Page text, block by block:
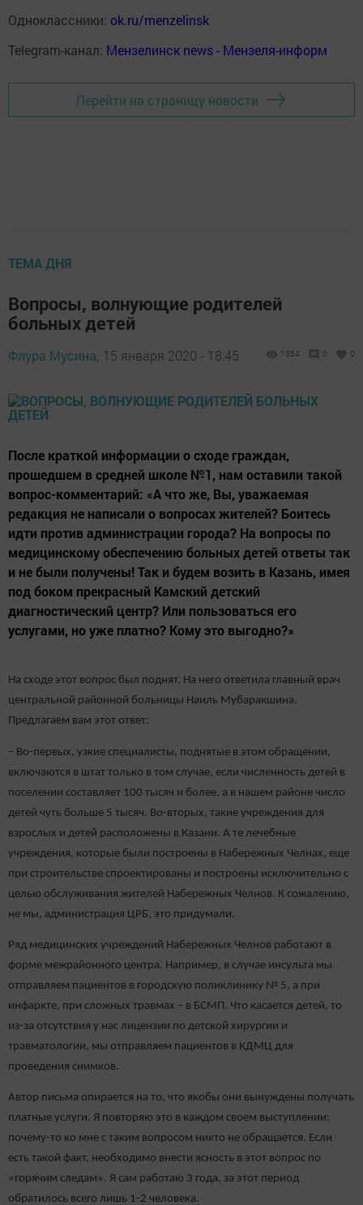
Одноклассники: ok.ru/menzelinsk
Telegram-канал: Мензелинск news - Мензеля-информ
Перейти на страницу новости
ТЕМА ДНЯ
Вопросы, волнующие родителей
больных детей
Флура Мусина, 15 января 2020 - 18:45 1554 0 0
После краткой информации о сходе граждан,
прошедшем в средней школе №1, нам оставили такой
вопрос-комментарий: «А что же, Вы, уважаемая
редакция не написали о вопросах жителей? Боитесь
идти против администрации города? На вопросы по
медицинскому обеспечению больных детей ответы так
и не были получены! Так и будем возить в Казань, имея
под боком прекрасный Камский детский
диагностический центр? Или пользоваться его
услугами, но уже платно? Кому это выгодно?»
На сходе этот вопрос был поднят. На него ответила главный врач
центральной районной больницы Наиль Мубаракшина.
Предлагаем вам этот ответ:
– Во-первых, узкие специалисты, поднятые в этом обращении,
включаются в штат только в том случае, если численность детей в
поселении составляет 100 тысяч и более, а в нашем районе число
детей чуть больше 5 тысяч. Во-вторых, такие учреждения для
взрослых и детей расположены в Казани. А те лечебные
учреждения, которые были построены в Набережных Челнах, еще
при строительстве спроектированы и построены исключительно с
целью обслуживания жителей Набережных Челнов. К сожалению,
не мы, администрация ЦРБ, это придумали.
Ряд медицинских учреждений Набережных Челнов работают в
форме межрайонного центра. Например, в случае инсульта мы
отправляем пациентов в городскую поликлинику № 5, а при
инфаркте, при сложных травмах – в БСМП. Что касается детей, то
из-за отсутствия у нас лицензии по детской хирургии и
травматологии, мы отправляем пациентов в КДМЦ для
проведения снимков.
Автор письма опирается на то, что якобы они вынуждены получать
платные услуги. Я повторяю это в каждом своем выступлении:
почему-то ко мне с таким вопросом никто не обращается. Если
есть такой факт, необходимо внести ясность в этот вопрос по
«горячим следам». Я сам работаю 3 года, за этот период
обратилось всего лишь 1-2 человека.